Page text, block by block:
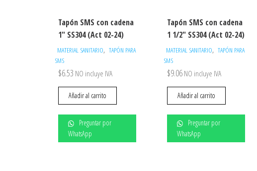
Tapón SMS con cadena
1″ SS304 (Act 02-24)
MATERIAL SANITARIO, TAPÓN PARA
SMS
$6.53 NO incluye IVA
Añadir al carrito
Preguntar por
WhatsApp
Tapón SMS con cadena
1 1/2″ SS304 (Act 02-24)
MATERIAL SANITARIO, TAPÓN PARA
SMS
$9.06 NO incluye IVA
Añadir al carrito
Preguntar por
WhatsApp